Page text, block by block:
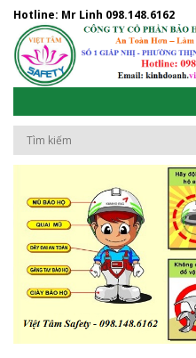
Hotline: Mr Linh 098.148.6162